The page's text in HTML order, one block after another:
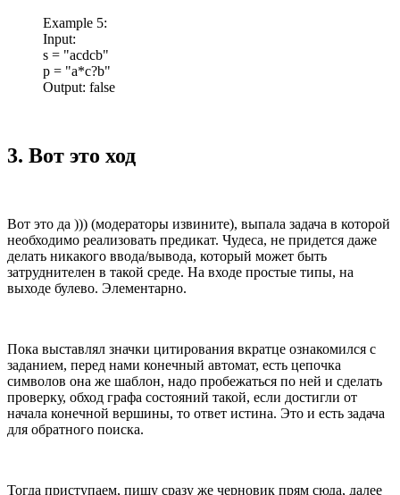
Example 5:
Input:
s = "acdcb"
p = "a*c?b"
Output: false
3. Вот это ход
Вот это да ))) (модераторы извините), выпала задача в которой
необходимо реализовать предикат. Чудеса, не придется даже
делать никакого ввода/вывода, который может быть
затруднителен в такой среде. На входе простые типы, на
выходе булево. Элементарно.
Пока выставлял значки цитирования вкратце ознакомился с
заданием, перед нами конечный автомат, есть цепочка
символов она же шаблон, надо пробежаться по ней и сделать
проверку, обход графа состояний такой, если достигли от
начала конечной вершины, то ответ истина. Это и есть задача
для обратного поиска.
Тогда приступаем, пишу сразу же черновик прям сюда, далее